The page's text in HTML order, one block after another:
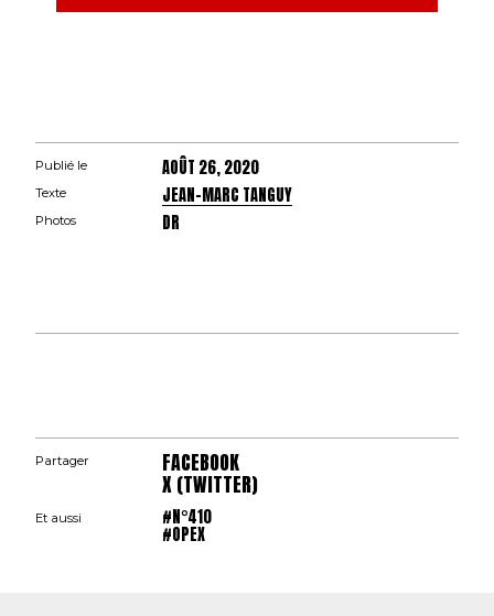
Publié le AOÛT 26, 2020
Texte JEAN-MARC TANGUY
Photos DR
Partager FACEBOOK
X (TWITTER)
Et aussi #N°410
#OPEX